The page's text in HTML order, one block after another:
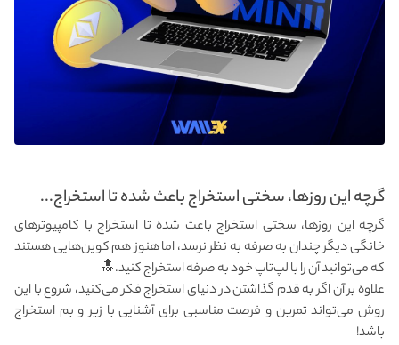
گرچه این روزها، سختی استخراج باعث شده تا استخراج...
گرچه این روزها، سختی استخراج باعث شده تا استخراج با کامپیوترهای
خانگی دیگر چندان به صرفه به نظر نرسد، اما هنوز هم کوین‌هایی هستند
که می‌توانید آن را با لپ‌تاپ خود به صرفه استخراج کنید.🔝
‌علاوه بر آن اگر به قدم گذاشتن در دنیای استخراج فکر می‌کنید، شروع با این
روش می‌تواند تمرین و فرصت مناسبی برای آشنایی با زیر و بم استخراج
باشد!